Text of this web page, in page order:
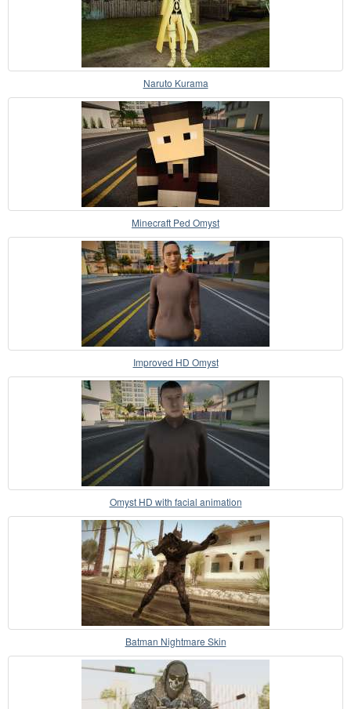
Naruto Kurama
Minecraft Ped Omyst
Improved HD Omyst
Omyst HD with facial animation
Batman Nightmare Skin